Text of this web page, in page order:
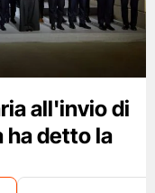
all'invio di
ha detto la